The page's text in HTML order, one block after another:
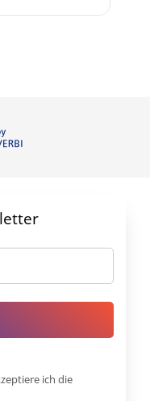
ich die